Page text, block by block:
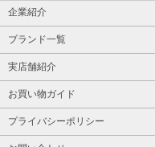
企業紹介
ブランド一覧
実店舗紹介
お買い物ガイド
プライバシーポリシー